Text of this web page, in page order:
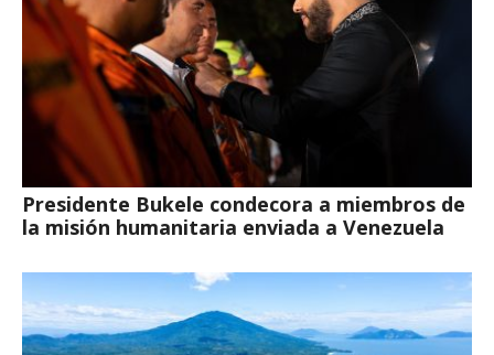
Presidente Bukele condecora a miembros de
la misión humanitaria enviada a Venezuela